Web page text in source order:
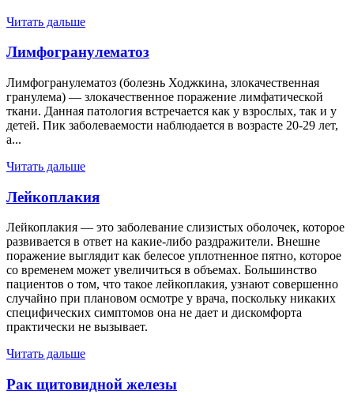
Читать дальше
Лимфогранулематоз
Лимфогранулематоз (болезнь Ходжкина, злокачественная
гранулема) — злокачественное поражение лимфатической
ткани. Данная патология встречается как у взрослых, так и у
детей. Пик заболеваемости наблюдается в возрасте 20-29 лет,
а...
Читать дальше
Лейкоплакия
Лейкоплакия — это заболевание слизистых оболочек, которое
развивается в ответ на какие-либо раздражители. Внешне
поражение выглядит как белесое уплотненное пятно, которое
со временем может увеличиться в объемах. Большинство
пациентов о том, что такое лейкоплакия, узнают совершенно
случайно при плановом осмотре у врача, поскольку никаких
специфических симптомов она не дает и дискомфорта
практически не вызывает.
Читать дальше
Рак щитовидной железы